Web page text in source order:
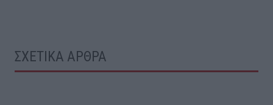
ΣΧΕΤΙΚΑ ΑΡΘΡΑ